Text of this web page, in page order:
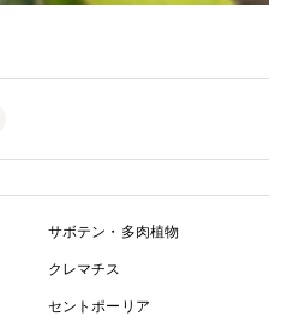
サボテン・多肉植物
クレマチス
セントポーリア